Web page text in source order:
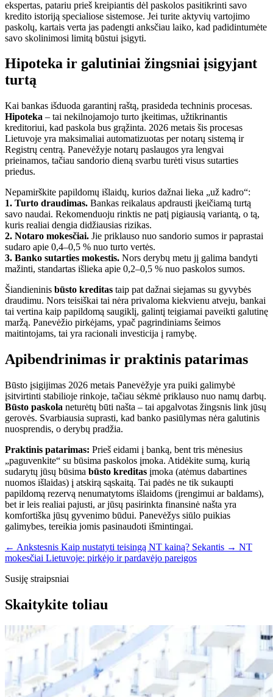
ekspertas, patariu prieš kreipiantis dėl paskolos pasitikrinti savo
kredito istoriją specialiose sistemose. Jei turite aktyvių vartojimo
paskolų, kartais verta jas padengti anksčiau laiko, kad padidintumėte
savo skolinimosi limitą būstui įsigyti.
Hipoteka ir galutiniai žingsniai įsigyjant
turtą
Kai bankas išduoda garantinį raštą, prasideda techninis procesas.
Hipoteka – tai nekilnojamojo turto įkeitimas, užtikrinantis
kreditoriui, kad paskola bus grąžinta. 2026 metais šis procesas
Lietuvoje yra maksimaliai automatizuotas per notarų sistemą ir
Registrų centrą. Panevėžyje notarų paslaugos yra lengvai
prieinamos, tačiau sandorio dieną svarbu turėti visus sutarties
priedus.
Nepamirškite papildomų išlaidų, kurios dažnai lieka „už kadro“:
1. Turto draudimas. Bankas reikalaus apdrausti įkeičiamą turtą
savo naudai. Rekomenduoju rinktis ne patį pigiausią variantą, o tą,
kuris realiai dengia didžiausias rizikas.
2. Notaro mokesčiai. Jie priklauso nuo sandorio sumos ir paprastai
sudaro apie 0,4–0,5 % nuo turto vertės.
3. Banko sutarties mokestis. Nors derybų metu jį galima bandyti
mažinti, standartas išlieka apie 0,2–0,5 % nuo paskolos sumos.
Šiandieninis būsto kreditas taip pat dažnai siejamas su gyvybės
draudimu. Nors teisiškai tai nėra privaloma kiekvienu atveju, bankai
tai vertina kaip papildomą saugiklį, galintį teigiamai paveikti galutinę
maržą. Panevėžio pirkėjams, ypač pagrindiniams šeimos
maitintojams, tai yra racionali investicija į ramybę.
Apibendrinimas ir praktinis patarimas
Būsto įsigijimas 2026 metais Panevėžyje yra puiki galimybė
įsitvirtinti stabilioje rinkoje, tačiau sėkmė priklauso nuo namų darbų.
Būsto paskola neturėtų būti našta – tai apgalvotas žingsnis link jūsų
gerovės. Svarbiausia suprasti, kad banko pasiūlymas nėra galutinis
nuosprendis, o derybų pradžia.
Praktinis patarimas: Prieš eidami į banką, bent tris mėnesius
„paguvenkite“ su būsima paskolos įmoka. Atidėkite sumą, kurią
sudarytų jūsų būsima būsto kreditas įmoka (atėmus dabartines
nuomos išlaidas) į atskirą sąskaitą. Tai padės ne tik sukaupti
papildomą rezervą nenumatytoms išlaidoms (įrengimui ar baldams),
bet ir leis realiai pajusti, ar jūsų pasirinkta finansinė našta yra
komfortiška jūsų gyvenimo būdui. Panevėžys siūlo puikias
galimybes, tereikia jomis pasinaudoti išmintingai.
← Ankstesnis Kaip nustatyti teisingą NT kainą? Sekantis → NT
mokesčiai Lietuvoje: pirkėjo ir pardavėjo pareigos
Susiję straipsniai
Skaitykite toliau